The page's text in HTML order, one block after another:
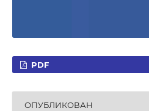
PDF
ОПУБЛИКОВАН